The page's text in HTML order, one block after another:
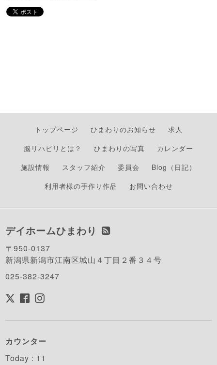
トップページ ひまわりのお知らせ
求人
脳リハビリとは？
ひまわりの写真
カレンダー
施設情報
スタッフ紹介 委員会
Blog（日記）
利用者様の手作り作品
お問い合わせ
デイホームひまわり
〒950-0137
新潟県新潟市江南区城山４丁目２番３４号
025-382-3247
カウンター
Today : 11